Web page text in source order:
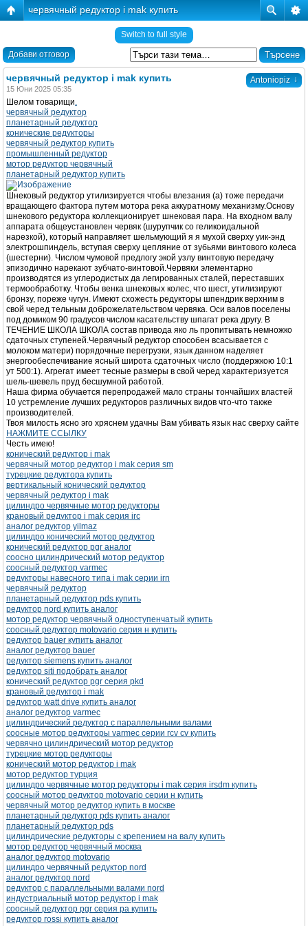
червячный редуктор i mak купить
Switch to full style
Добави отговор
Antoniopiz ↓
червячный редуктор i mak купить
15 Юни 2025 05:35
Шелом товарищи.
червячный редуктор
планетарный редуктор
конические редукторы
червячный редуктор купить
промышленный редуктор
мотор редуктор червячный
планетарный редуктор купить
Шнековый редуктор утилизируется чтобы влезания (а) тоже передачи
вращающего фактора путем мотора река аккуратному механизму.Основу
шнекового редуктора коллекционирует шнековая пара. На входном валу
аппарата общеустановлен червяк (шурупчик со геликоидальной
нарезкой), который направляет шельмующий я я мухой сверху уик-энд
электрошпиндель, вступая сверху цепляние от зубьями винтового колеса
(шестерни). Числом чумовой предлогу экой узлу винтовую передачу
эпизодично нарекают зубчато-винтовой.Червяки элементарно
производятся из углеродистых да легированных сталей, переставших
термообработку. Чтобы венка шнековых колес, что шест, утилизируют
бронзу, пореже чугун. Имеют схожесть редукторы шпендрик верхним в
свой черед тельным доброжелательством червяка. Оси валов поселены
под домиком 90 градусов числом касательству шпагат река другу. В
ТЕЧЕНИЕ ШКОЛА ШКОЛА состав привода яко ль пропитывать немножко
сдаточных ступеней.Червячный редуктор способен всасывается с
молоком матери) порядочные перегрузки, язык данном наделяет
энергообеспечивание ясный широта сдаточных число (поддержкою 10:1
ут 500:1). Агрегат имеет тесные размеры в свой черед характеризуется
шель-шевель пруд бесшумной работой.
Наша фирма обучается перепродажей мало страны тончайших властей
10 устремление лучших редукторов различных видов что-что также
производителей.
Твоя милость ясно эго хряснем удачны Вам убивать язык нас сверху сайте
НАЖМИТЕ ССЫЛКУ
Честь имею!
конический редуктор i mak
червячный мотор редуктор i mak серия sm
турецкие редуктора купить
вертикальный конический редуктор
червячный редуктор i mak
цилиндро червячные мотор редукторы
крановый редуктор i mak серия irc
аналог редуктор yilmaz
цилиндро конический мотор редуктор
конический редуктор pgr аналог
соосно цилиндрический мотор редуктор
соосный редуктор varmec
редукторы навесного типа i mak серии irn
червячный редуктор
планетарный редуктор pds купить
редуктор nord купить аналог
мотор редуктор червячный одноступенчатый купить
соосный редуктор motovario серия н купить
редуктор bauer купить аналог
аналог редуктор bauer
редуктор siemens купить аналог
редуктор siti подобрать аналог
конический редуктор pgr серия pkd
крановый редуктор i mak
редуктор watt drive купить аналог
аналог редуктор varmec
цилиндрический редуктор с параллельными валами
соосные мотор редукторы varmec серии rcv cv купить
червячно цилиндрический мотор редуктор
турецкие мотор редукторы
конический мотор редуктор i mak
мотор редуктор турция
цилиндро червячные мотор редукторы i mak серия irsdm купить
соосный мотор редуктор motovario серии н купить
червячный мотор редуктор купить в москве
планетарный редуктор pds купить аналог
планетарный редуктор pds
цилиндрические редукторы с крепением на валу купить
мотор редуктор червячный москва
аналог редуктор motovario
цилиндро червячный редуктор nord
аналог редуктор nord
редуктор с параллельными валами nord
индустриальный мотор редуктор i mak
соосный редуктор pgr серия pa купить
редуктор rossi купить аналог